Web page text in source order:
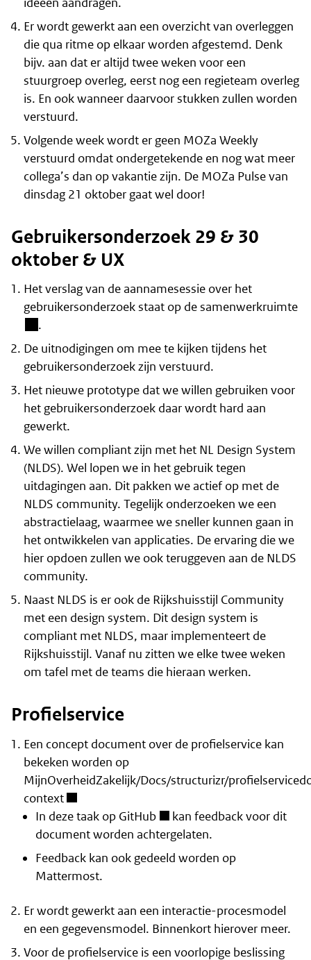
Er wordt gewerkt aan een overzicht van overleggen
die qua ritme op elkaar worden afgestemd. Denk
bijv. aan dat er altijd twee weken voor een
stuurgroep overleg, eerst nog een regieteam overleg
is. En ook wanneer daarvoor stukken zullen worden
verstuurd.
Volgende week wordt er geen MOZa Weekly
verstuurd omdat ondergetekende en nog wat meer
collega’s dan op vakantie zijn. De MOZa Pulse van
dinsdag 21 oktober gaat wel door!
Gebruikersonderzoek 29 & 30
oktober & UX
Het verslag van de aannamesessie over het
gebruikersonderzoek staat op de samenwerkruimte
.
De uitnodigingen om mee te kijken tijdens het
gebruikersonderzoek zijn verstuurd.
Het nieuwe prototype dat we willen gebruiken voor
het gebruikersonderzoek daar wordt hard aan
gewerkt.
We willen compliant zijn met het NL Design System
(NLDS). Wel lopen we in het gebruik tegen
uitdagingen aan. Dit pakken we actief op met de
NLDS community. Tegelijk onderzoeken we een
abstractielaag, waarmee we sneller kunnen gaan in
het ontwikkelen van applicaties. De ervaring die we
hier opdoen zullen we ook teruggeven aan de NLDS
community.
Naast NLDS is er ook de Rijkshuisstijl Community
met een design system. Dit design system is
compliant met NLDS, maar implementeert de
Rijkshuisstijl. Vanaf nu zitten we elke twee weken
om tafel met de teams die hieraan werken.
Profielservice
Een concept document over de profielservice kan
bekeken worden op
MijnOverheidZakelijk/Docs/structurizr/
context
In deze taak op GitHub
kan feedback voor dit
document worden achtergelaten.
Feedback kan ook gedeeld worden op
Mattermost.
Er wordt gewerkt aan een interactie-procesmodel
en een gegevensmodel. Binnenkort hierover meer.
Voor de profielservice is een voorlopige beslissing